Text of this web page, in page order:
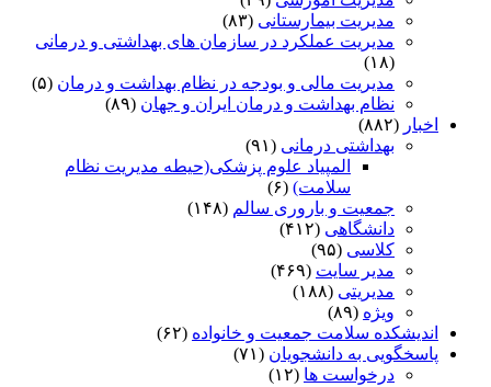
مدیریت بیمارستانی (۸۳)
مدیریت عملکرد در سازمان های بهداشتی و درمانی
(۱۸)
مدیریت مالی و بودجه در نظام بهداشت و درمان (۵)
نظام بهداشت و درمان ایران و جهان (۸۹)
اخبار (۸۸۲)
بهداشتی درمانی (۹۱)
المپیاد علوم پزشکی(حیطه مدیریت نظام
سلامت) (۶)
جمعیت و باروری سالم (۱۴۸)
دانشگاهی (۴۱۲)
کلاسی (۹۵)
مدیر سایت (۴۶۹)
مدیریتی (۱۸۸)
ویژه (۸۹)
اندیشکده سلامت جمعیت و خانواده (۶۲)
پاسخگویی به دانشجویان (۷۱)
درخواست ها (۱۲)